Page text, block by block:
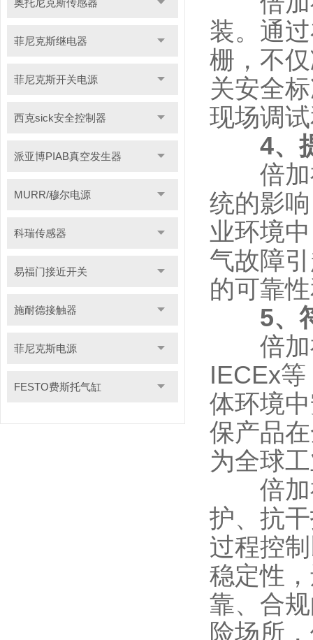
奥托尼克斯传感器
菲尼克斯继电器
菲尼克斯开关电源
西克sick安全控制器
派亚博PIAB真空发生器
MURR/穆尔电源
科瑞传感器
易福门接近开关
施耐德接触器
菲尼克斯电源
FESTO费斯托气缸
装。通
栅，不
关安全
现场调
4、
倍加福
统的影
业环境
气故障
的可靠
5、
倍加福
IECEx
体环境
保产品
为全球
倍加福
护、抗
过程控
稳定性
靠、合
险场所